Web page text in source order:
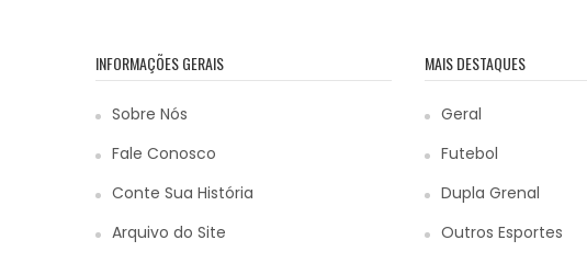
INFORMAÇÕES GERAIS
Sobre Nós
Fale Conosco
Conte Sua História
Arquivo do Site
MAIS DESTAQUES
Geral
Futebol
Dupla Grenal
Outros Esportes